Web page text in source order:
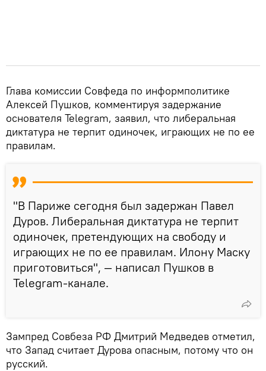
Глава комиссии Совфеда по информполитике
Алексей Пушков, комментируя задержание
основателя Telegram, заявил, что либеральная
диктатура не терпит одиночек, играющих не по ее
правилам.
"️В Париже сегодня был задержан Павел
Дуров. Либеральная диктатура не терпит
одиночек, претендующих на свободу и
играющих не по ее правилам. Илону Маску
приготовиться", — написал Пушков в
Telegram-канале.
Зампред Совбеза РФ Дмитрий Медведев отметил,
что Запад считает Дурова опасным, потому что он
русский.